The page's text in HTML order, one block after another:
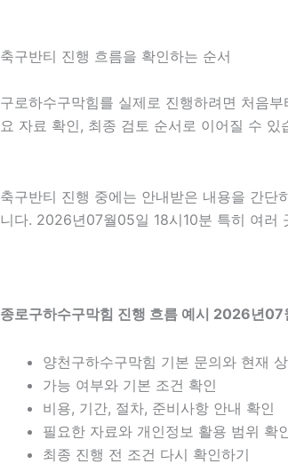
축구반티 진행 흐름을 확인하는 순서
구로하수구막힘를 실제로 진행하려면 처음
요 자료 확인, 최종 검토 순서로 이어질 수
축구반티 진행 중에는 안내받은 내용을 간
니다. 2026년07월05일 18시10분 특히 여러
종로구하수구막힘 진행 흐름 예시 2026년
양천구하수구막힘 기본 문의와 현재
가능 여부와 기본 조건 확인
비용, 기간, 절차, 준비사항 안내 확인
필요한 자료와 개인정보 활용 범위 확
최종 진행 전 조건 다시 확인하기